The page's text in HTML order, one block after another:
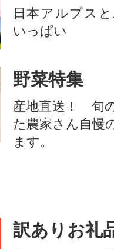
日本アルプス
いっぱい
野菜特集
産地直送！ 旬
た農家さん自慢
ます。
訳ありお礼